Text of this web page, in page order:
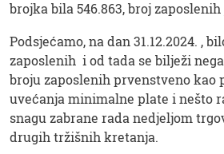
brojka bila 546.863, broj
Podsjećamo, na dan 31.12.2024. ,
zaposlenih i od tada se bilježi
broju zaposlenih prvenstveno kao
uvećanja minimalne plate i nešto
snagu zabrane rada nedjeljom
drugih tržišnih kretanja.